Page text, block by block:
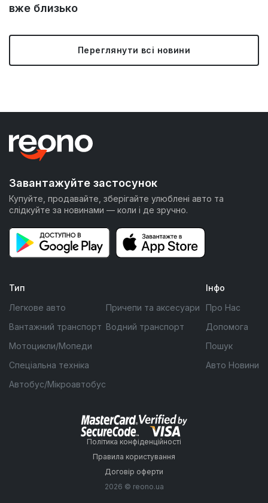
вже близько
Переглянути всі новини
Завантажуйте застосунок
Купуйте, продавайте, зберігайте улюблені авто та
слідкуйте за новинами — коли і де зручно.
Тип
Легкове авто
Вантажний транспорт
Мотоцикли/Мопеди
Спеціальна техніка
Автобус/Мікроавтобус
Причепи та аксесуари
Водний транспорт
Інфо
Про Нас
Допомога
Пошук
Авто Новини
Політика конфіденційності
Правила користування
Договір оферти
2026 © reono.ua